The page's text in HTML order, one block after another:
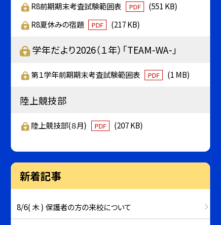
R8前期期末考査試験範囲表 PDF
(551 KB)
R8夏休みの宿題
PDF (217 KB)
学年だより2026（１年）「TEAM-WA-」
第１学年前期期末考査試験範囲表 PDF (1 MB)
陸上競技部
陸上競技部(８月) PDF (207 KB)
新着記事
8/6( 木 ) 保護者の方の来校について